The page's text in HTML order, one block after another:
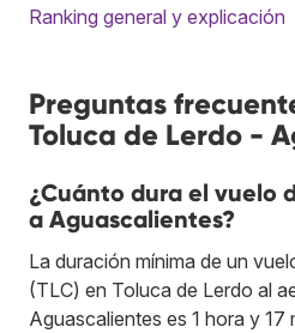
Ranking general y explicación
Preguntas
Toluca de Lerdo -
¿Cuánto dura el vuelo
a Aguascalientes?
La duración mínima de un
(TLC) en Toluca de Lerdo al
Aguascalientes es 1 hora y